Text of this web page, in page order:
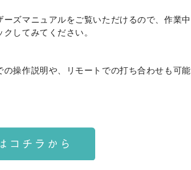
ズマニュアルをご覧いただけるので、作業中
してみてください。
操作説明や、リモートでの打ち合わせも可能